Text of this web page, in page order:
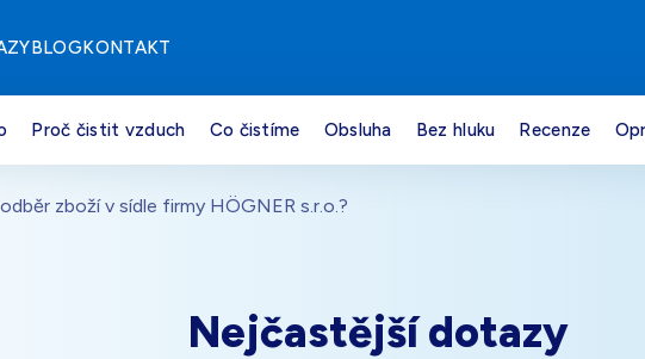
BLOGKONTAKT
Proč čistit vzduch Co čistíme Obsluha Bez hluku Recenze
zboží v sídle firmy HÖGNER s.r.o.?
Nejčastější dotazy